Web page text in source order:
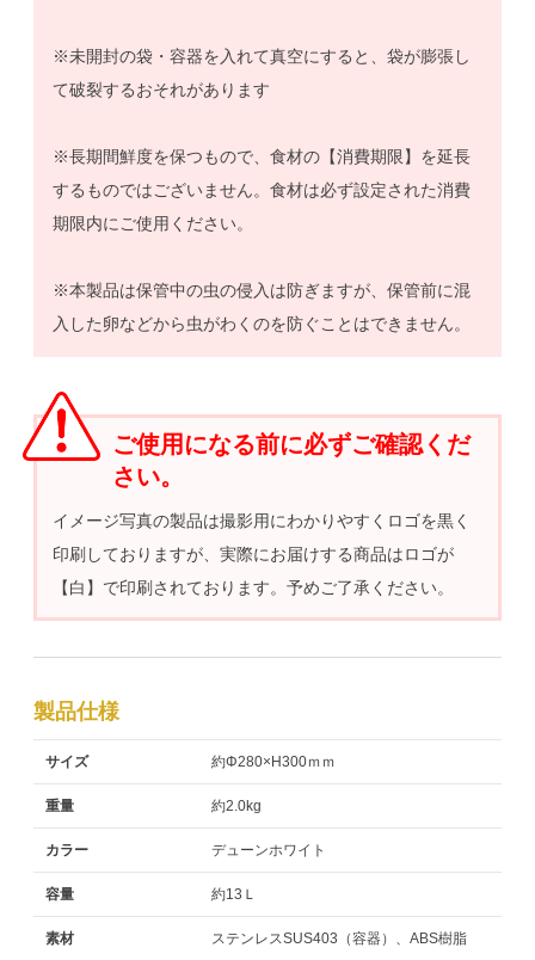
※未開封の袋・容器を入れて真空にすると、袋が膨張し
て破裂するおそれがあります
※長期間鮮度を保つもので、食材の【消費期限】を延長
するものではございません。食材は必ず設定された消費
期限内にご使用ください。
※本製品は保管中の虫の侵入は防ぎますが、保管前に混
入した卵などから虫がわくのを防ぐことはできません。
ご使用になる前に必ずご確認くだ
さい。
イメージ写真の製品は撮影用にわかりやすくロゴを黒く
印刷しておりますが、実際にお届けする商品はロゴが
【白】で印刷されております。予めご了承ください。
製品仕様
サイズ 約Φ280×H300ｍｍ
重量 約2.0kg
カラー デューンホワイト
容量 約13Ｌ
素材
ステンレスSUS403（容器）、ABS樹脂